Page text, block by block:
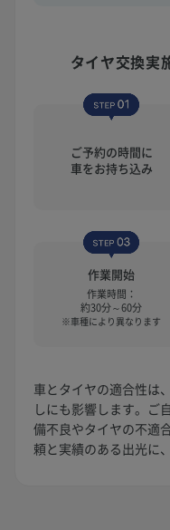
タイヤ交換実
ご予約の時間に
車をお持ち込み
作業開始
作業時間：
約30分～60分
※車種により異なります
車とタイヤの適合性は
しにも影響します。ご
備不良やタイヤの不適
頼と実績のある出光に